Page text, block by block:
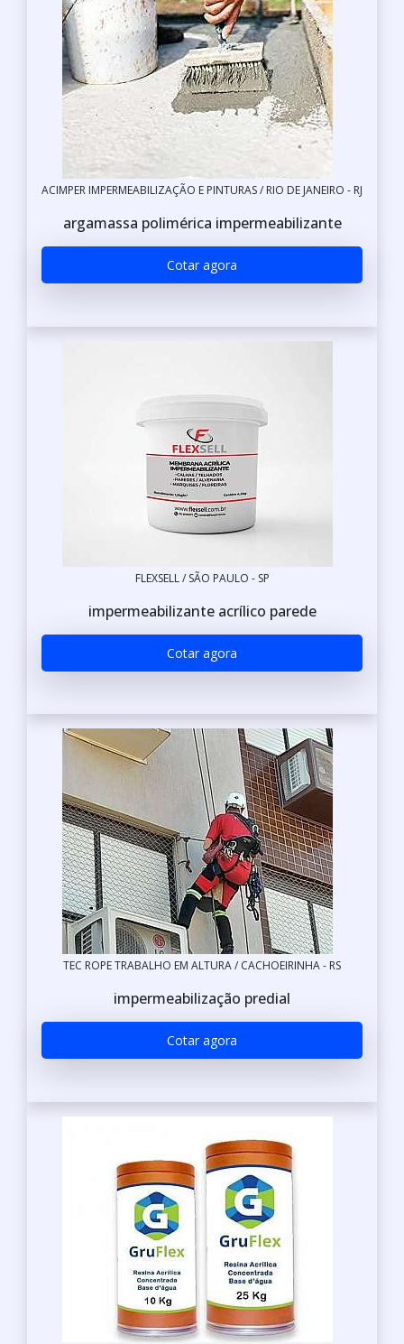
ACIMPER IMPERMEABILIZAÇÃO E PINTURAS / RIO DE JANEIRO - RJ
argamassa polimérica impermeabilizante
Cotar agora
FLEXSELL / SÃO PAULO - SP
impermeabilizante acrílico parede
Cotar agora
TEC ROPE TRABALHO EM ALTURA / CACHOEIRINHA - RS
impermeabilização predial
Cotar agora